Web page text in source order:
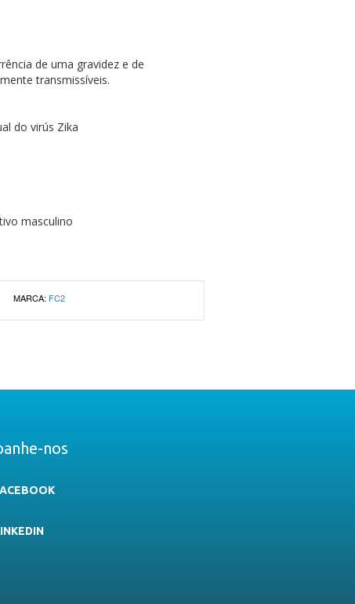
de uma gravidez e de
transmissíveis.
do virús Zika
masculino
MARCA: FC2
nos